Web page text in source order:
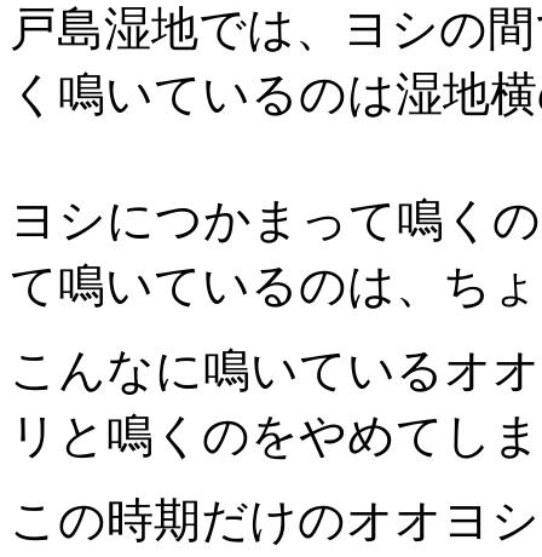
戸島湿地では、ヨシの
く鳴いているのは湿地
ヨシにつかまって鳴く
て鳴いているのは、ち
こんなに鳴いているオ
リと鳴くのをやめてし
この時期だけのオオヨ